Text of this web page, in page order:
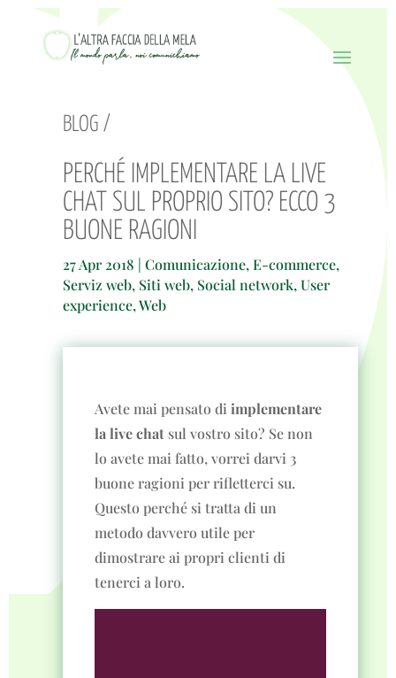
BLOG /
PERCHÉ IMPLEMENTARE LA LIVE
CHAT SUL PROPRIO SITO? ECCO 3
BUONE RAGIONI
27 Apr 2018 |Comunicazione,E-commerce,
Serviz web, Siti web, Social network,User
experience,Web
Avete mai pensato diimplementare
la live chat sul vostro sito? Se non
lo avete mai fatto, vorrei darvi 3
buone ragioni per rifletterci su.
Questo perché si tratta di un
metodo davvero utile per
dimostrare ai propri clienti di
tenerci a loro.